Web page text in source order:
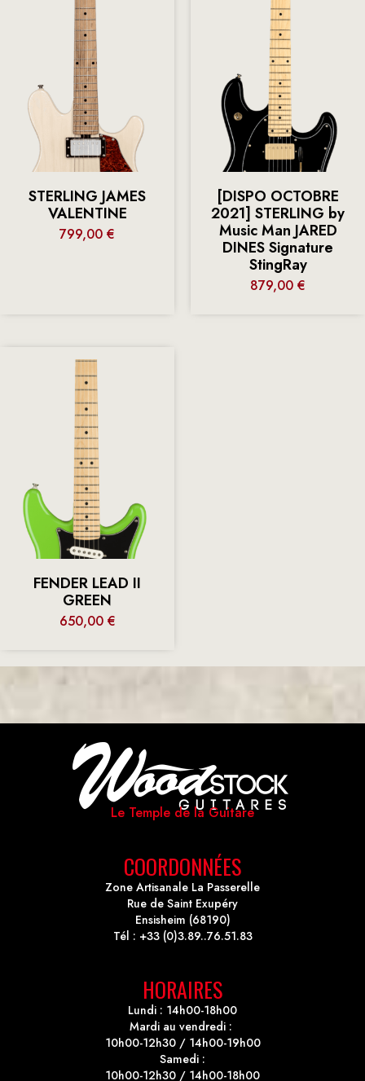
STERLING JAMES
VALENTINE
799,00 €
[DISPO OCTOBRE
2021] STERLING by
Music Man JARED
DINES Signature
StingRay
879,00 €
FENDER LEAD II
GREEN
650,00 €
Le Temple de la Guitare
COORDONNÉES
Zone Artisanale La Passerelle
Rue de Saint Exupéry
Ensisheim (68190)
Tél : +33 (0)3.89..76.51.83
HORAIRES
Lundi : 14h00-18h00
Mardi au vendredi :
10h00-12h30 / 14h00-19h00
Samedi :
10h00-12h30 / 14h00-18h00